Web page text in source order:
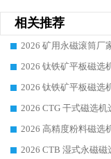
相关推荐